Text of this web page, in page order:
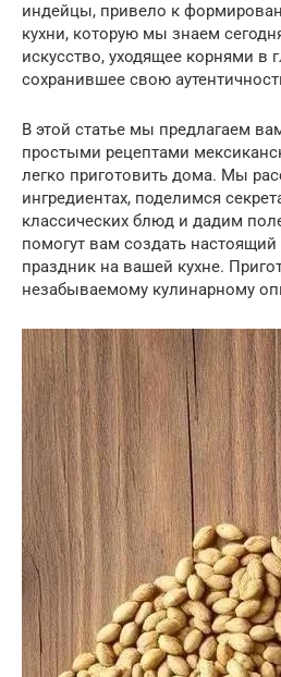
индейцы, привело к
кухни, которую мы знаем
искусство, уходящее корнями в
сохранившее свою
В этой статье мы предлагаем
простыми рецептами
легко приготовить дома. Мы
ингредиентах, поделимся
классических блюд и дадим
помогут вам создать
праздник на вашей кухне.
незабываемому кулинарному